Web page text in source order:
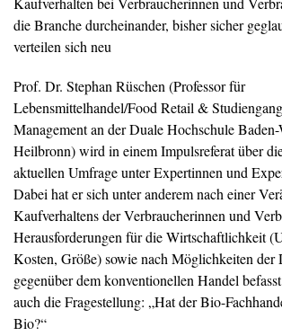
die Branche durcheinander, bisher sicher
verteilen sich neu
Prof. Dr. Stephan Rüschen (Professor für
Lebensmittelhandel/Food Retail &
Management an der Duale Hochschule
Heilbronn) wird in einem Impulsreferat über
aktuellen Umfrage unter Expertinnen und
Dabei hat er sich unter anderem nach einer
Kaufverhaltens der Verbraucherinnen und
Herausforderungen für die Wirtschaftlichkeit
Kosten, Größe) sowie nach Möglichkeiten der
gegenüber dem konventionellen Handel
auch die Fragestellung: „Hat der Bio-
Bio?“